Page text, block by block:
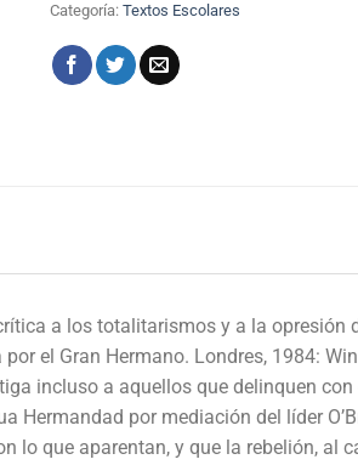
Categoría: Textos Escolares
a los totalitarismos y a la
el Gran Hermano. Londres, 1984:
incluso a aquellos que delinquen
Hermandad por mediación del líder
lo que aparentan, y que la rebelión,